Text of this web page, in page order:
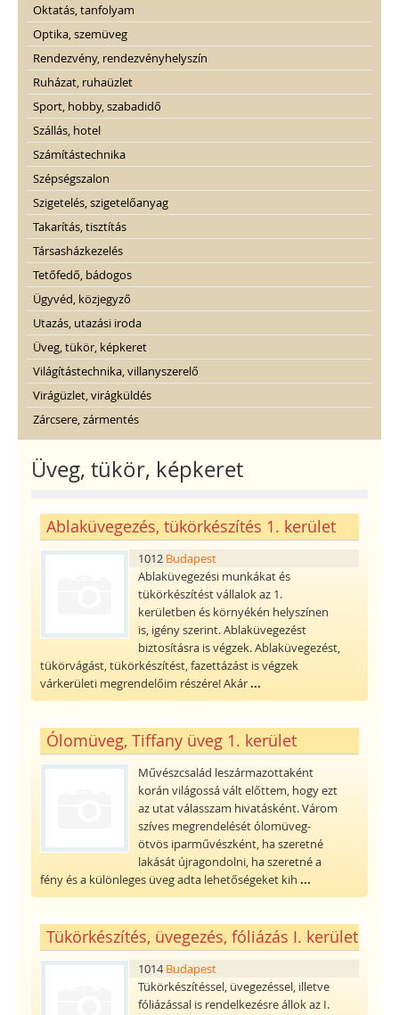
Oktatás, tanfolyam
Optika, szemüveg
Rendezvény, rendezvényhelyszín
Ruházat, ruhaüzlet
Sport, hobby, szabadidő
Szállás, hotel
Számítástechnika
Szépségszalon
Szigetelés, szigetelőanyag
Takarítás, tisztítás
Társasházkezelés
Tetőfedő, bádogos
Ügyvéd, közjegyző
Utazás, utazási iroda
Üveg, tükör, képkeret
Világítástechnika, villanyszerelő
Virágüzlet, virágküldés
Zárcsere, zármentés
Üveg, tükör, képkeret
Ablaküvegezés, tükörkészítés 1. kerület
1012 Budapest
Ablaküvegezési munkákat és
tükörkészítést vállalok az 1.
kerületben és környékén helyszínen
is, igény szerint. Ablaküvegezést
biztosításra is végzek. Ablaküvegezést,
tükörvágást, tükörkészítést, fazettázást is végzek
várkerületi megrendelőim részére! Akár...
Ólomüveg, Tiffany üveg 1. kerület
Művészcsalád leszármazottaként
korán világossá vált előttem, hogy ezt
az utat válasszam hivatásként. Várom
szíves megrendelését ólomüveg-
ötvös iparművészként, ha szeretné
lakását újragondolni, ha szeretné a
fény és a különleges üveg adta lehetőségeket kih...
Tükörkészítés, üvegezés, fóliázás I. kerület
1014Budapest
Tükörkészítéssel, üvegezéssel, illetve
fóliázással is rendelkezésre állok az I.